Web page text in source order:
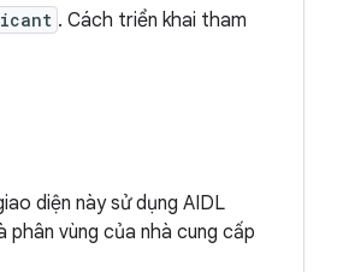
. Cách triển khai tham
diện này sử dụng AIDL
vùng của nhà cung cấp